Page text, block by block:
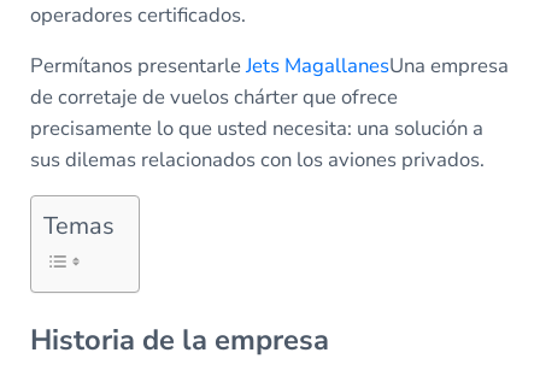
operadores certificados.
Permítanos presentarleJets MagallanesUna empresa
de corretaje de vuelos chárter que ofrece
precisamente lo que usted necesita: una solución a
sus dilemas relacionados con los aviones privados.
Temas
Historia de la empresa